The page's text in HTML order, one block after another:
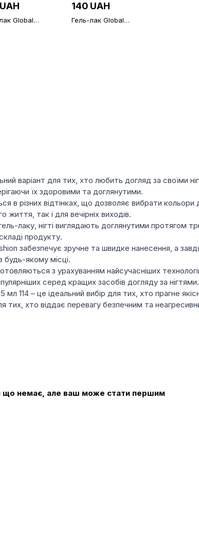
Global
140 UAH
Гель-лак Global
варіант для тих, хто любить догляд за своїми
їх здоровими та доглянутими.
в різних відтінках, що дозволяє вибрати
життя, так і для вечірніх виходів.
лаку, нігті виглядають доглянутими
продукту.
забезпечує зручне та швидке нанесення, а
будь-якому місці.
з урахуванням найсучасніших
серед кращих засобів догляду за нігтями.
114 – це ідеальний вибір для тих, хто прагне
тих, хто віддає перевагу безпечним та
що немає, але ваш може стати першим